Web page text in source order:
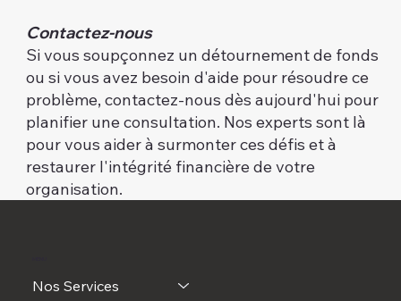
Contactez-nous
Si vous soupçonnez un détournement de fonds
ou si vous avez besoin d'aide pour résoudre ce
problème, contactez-nous dès aujourd'hui pour
planifier une consultation. Nos experts sont là
pour vous aider à surmonter ces défis et à
restaurer l'intégrité financière de votre
organisation.
Nos Services